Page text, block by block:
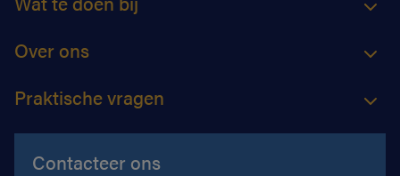
Over ons
Praktische vragen
Contacteer ons